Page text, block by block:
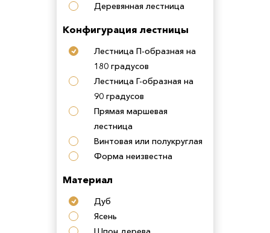
Деревянная лестница
Конфигурация лестницы
Лестница П-образная на
180 градусов
Лестница Г-образная на
90 градусов
Прямая маршевая
лестница
Винтовая или полукруглая
Форма неизвестна
Материал
Дуб
Ясень